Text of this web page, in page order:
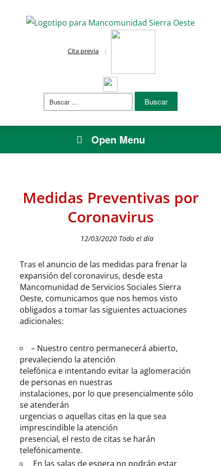
Cita previa
Buscar:
Open Menu
Medidas Preventivas por
Coronavirus
12/03/2020 Todo el día
Tras el anuncio de las medidas para frenar la
expansión del coronavirus, desde esta
Mancomunidad de Servicios Sociales Sierra
Oeste, comunicamos que nos hemos visto
obligados a tomar las siguientes actuaciones
adicionales:
– Nuestro centro permanecerá abierto,
prevaleciendo la atención
telefónica e intentando evitar la aglomeración
de personas en nuestras
instalaciones, por lo que presencialmente sólo
se atenderán
urgencias o aquellas citas en la que sea
imprescindible la atención
presencial, el resto de citas se harán
telefónicamente.
En las salas de espera no podrán estar